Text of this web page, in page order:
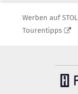
Werben auf STOL
Tourentipps